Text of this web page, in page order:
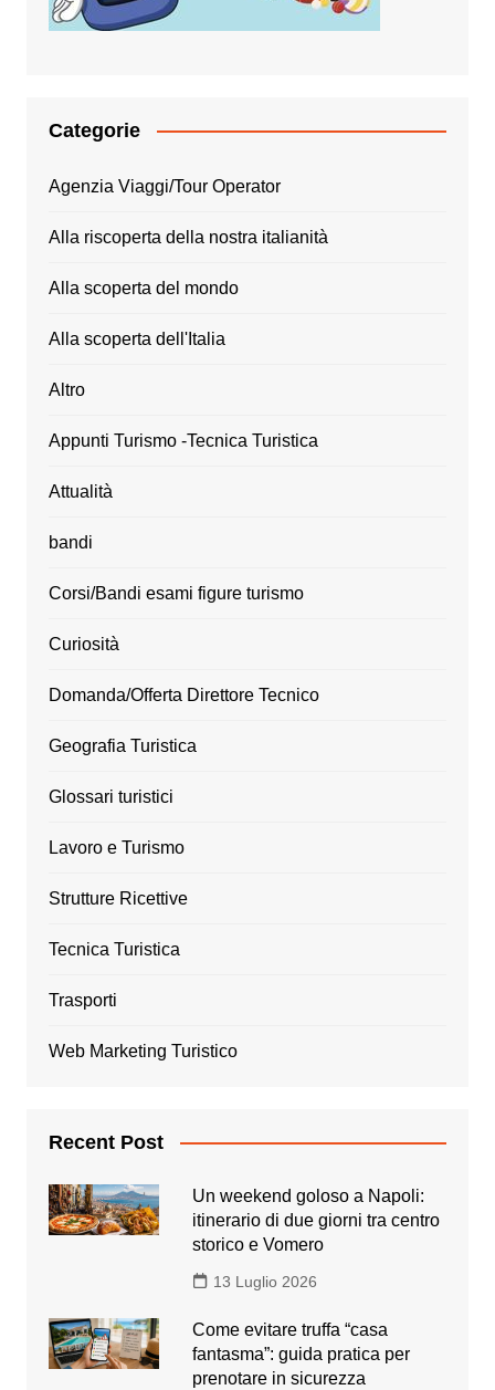
Categorie
Agenzia Viaggi/Tour Operator
Alla riscoperta della nostra italianità
Alla scoperta del mondo
Alla scoperta dell'Italia
Altro
Appunti Turismo -Tecnica Turistica
Attualità
bandi
Corsi/Bandi esami figure turismo
Curiosità
Domanda/Offerta Direttore Tecnico
Geografia Turistica
Glossari turistici
Lavoro e Turismo
Strutture Ricettive
Tecnica Turistica
Trasporti
Web Marketing Turistico
Recent Post
Un weekend goloso a Napoli:
itinerario di due giorni tra centro
storico e Vomero
13 Luglio 2026
Come evitare truffa “casa
fantasma”: guida pratica per
prenotare in sicurezza